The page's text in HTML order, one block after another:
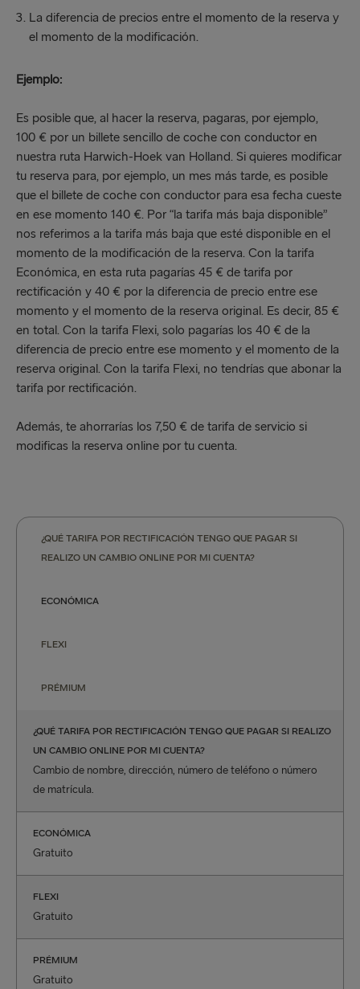
La diferencia de precios entre el momento de la reserva y
el momento de la modificación.
Ejemplo:
Es posible que, al hacer la reserva, pagaras, por ejemplo,
100 € por un billete sencillo de coche con conductor en
nuestra ruta Harwich-Hoek van Holland. Si quieres modificar
tu reserva para, por ejemplo, un mes más tarde, es posible
que el billete de coche con conductor para esa fecha cueste
en ese momento 140 €. Por “la tarifa más baja disponible”
nos referimos a la tarifa más baja que esté disponible en el
momento de la modificación de la reserva. Con la tarifa
Económica, en esta ruta pagarías 45 € de tarifa por
rectificación y 40 € por la diferencia de precio entre ese
momento y el momento de la reserva original. Es decir, 85 €
en total. Con la tarifa Flexi, solo pagarías los 40 € de la
diferencia de precio entre ese momento y el momento de la
reserva original. Con la tarifa Flexi, no tendrías que abonar la
tarifa por rectificación.
Además, te ahorrarías los 7,50 € de tarifa de servicio si
modificas la reserva online por tu cuenta.
¿QUÉ TARIFA POR RECTIFICACIÓN TENGO QUE PAGAR SI
REALIZO UN CAMBIO ONLINE POR MI CUENTA?
ECONÓMICA
FLEXI
PRÉMIUM
¿QUÉ TARIFA POR RECTIFICACIÓN TENGO QUE PAGAR SI REALIZO
UN CAMBIO ONLINE POR MI CUENTA?
Cambio de nombre, dirección, número de teléfono o número
de matrícula.
ECONÓMICA
Gratuito
FLEXI
Gratuito
PRÉMIUM
Gratuito